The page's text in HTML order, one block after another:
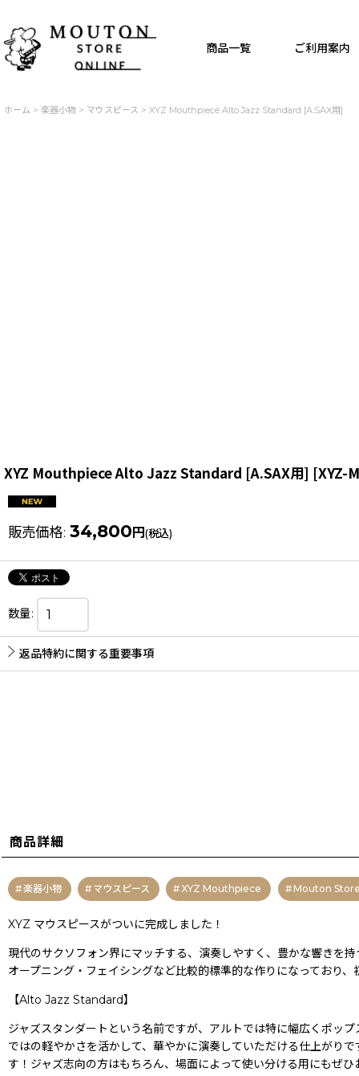
商品一覧 ご利用案内
ホーム > 楽器小物 > マウスピース > XYZ Mouthpiece Alto Jazz Standard [A.SAX用]
XYZ Mouthpiece Alto Jazz Standard [A.SAX用] [XYZ-
販売価格: 34,800 円(税込)
数量:
返品特約に関する重要事項
商品詳細
楽器小物 マウスピース XYZ Mouthpiece Mouton Store
XYZ マウスピースがついに完成しました！
現代のサクソフォン界にマッチする、演奏しやすく、豊かな響きを持
オープニング・フェイシングなど比較的標準的な作りになっており
【Alto Jazz Standard】
ジャズスタンダートという名前ですが、アルトでは特に幅広くポッ
ではの軽やかさを活かして、華やかに演奏していただける仕上がり
す！ジャズ志向の方はもちろん、場面によって使い分ける用にもぜひ